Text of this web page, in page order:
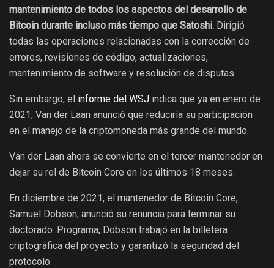
mantenimiento de todos los aspectos del desarrollo de
Bitcoin durante incluso más tiempo que Satoshi. Dirigió
todas las operaciones relacionadas con la corrección de
errores, revisiones de código, actualizaciones,
mantenimiento de software y resolución de disputas.
Sin embargo, el informe del WSJ indica que ya en enero de
2021, Van der Laan anunció que reduciría su participación
en el manejo de la criptomoneda más grande del mundo.
Van der Laan ahora se convierte en el tercer mantenedor en
dejar su rol de Bitcoin Core en los últimos 18 meses.
En diciembre de 2021, el mantenedor de Bitcoin Core,
Samuel Dobson, anunció su renuncia para terminar su
doctorado. Programa, Dobson trabajó en la billetera
criptográfica del proyecto y garantizó la seguridad del
protocolo.